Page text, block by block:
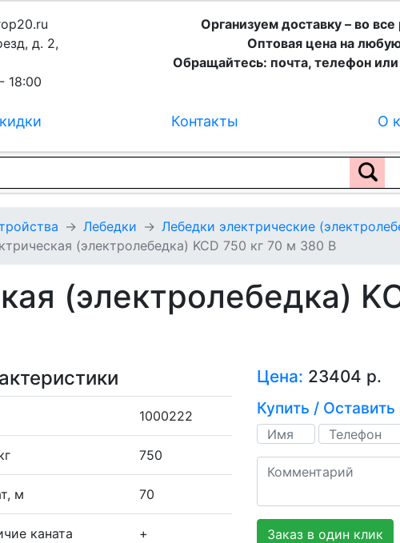
д. 2,
18:00
Организуем доставку – во
Оптовая цена на
Обращайтесь: почта, телефон или
Контакты О
Лебедки
Лебедки электрические
(электролебедка) KCD 750 кг 70 м 380 В
(электролебедка)
1000222
750
м 70
каната +
Цена: 23404 р.
Купить / Оставить
Заказ в один клик